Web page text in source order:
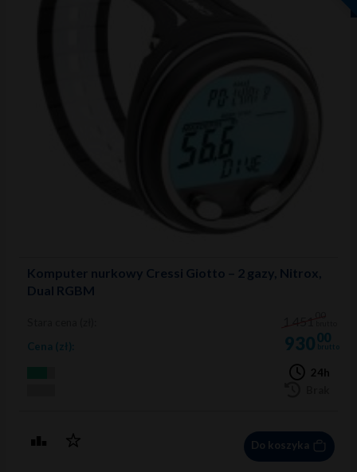
Komputer nurkowy Cressi Giotto – 2 gazy, Nitrox,
Dual RGBM
Cena (zł): 93000
brutto
24h
Do koszyka